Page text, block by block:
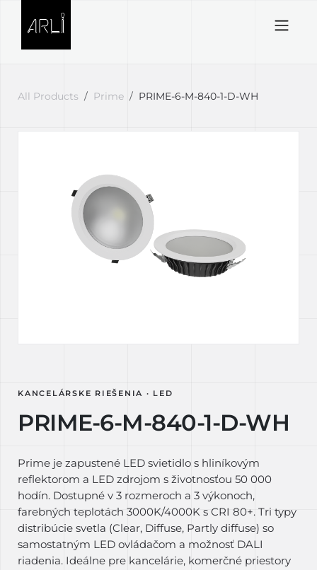
All Products Prime PRIME-6-M-840-1-D-WH
KANCELÁRSKE RIEŠENIA · LED
PRIME-6-M-840-1-D-WH
Prime je zapustené LED svietidlo s hliníkovým
reflektorom a LED zdrojom s životnosťou 50 000
hodín. Dostupné v 3 rozmeroch a 3 výkonoch,
farebných teplotách 3000K/4000K s CRI 80+. Tri typy
distribúcie svetla (Clear, Diffuse, Partly diffuse) so
samostatným LED ovládačom a možnosť DALI
riadenia. Ideálne pre kancelárie, komerčné priestory